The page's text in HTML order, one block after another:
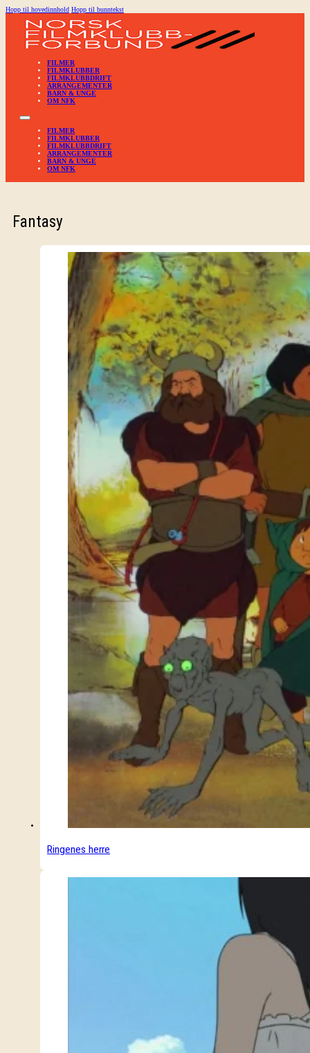
Hopp til hovedinnhold Hopp til bunntekst
FILMER
FILMKLUBBER
FILMKLUBBDRIFT
ARRANGEMENTER
BARN & UNGE
OM NFK
FILMER
FILMKLUBBER
FILMKLUBBDRIFT
ARRANGEMENTER
BARN & UNGE
OM NFK
Fantasy
Ringenes herre